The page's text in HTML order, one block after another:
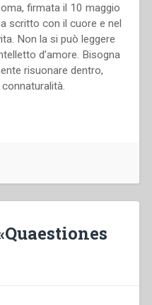
firmata il 10 maggio
scritto con il cuore e nel
Non la si può leggere
d’amore. Bisogna
risuonare dentro,